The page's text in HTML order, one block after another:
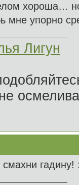
хороша…
мне упорно
Лигун
гадину!